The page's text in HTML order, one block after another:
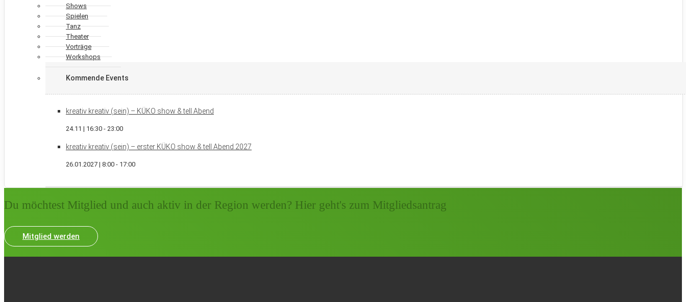
Shows
Spielen
Tanz
Theater
Vorträge
Workshops
Kommende Events
kreativ kreativ (sein) – KÜKO show & tell Abend
24.11 | 16:30 - 23:00
kreativ kreativ (sein) – erster KÜKO show & tell Abend 2027
26.01.2027 | 8:00 - 17:00
Du möchtest Mitglied und auch aktiv in der Region werden? Hier geht's zum Mitgliedsantrag
Mitglied werden